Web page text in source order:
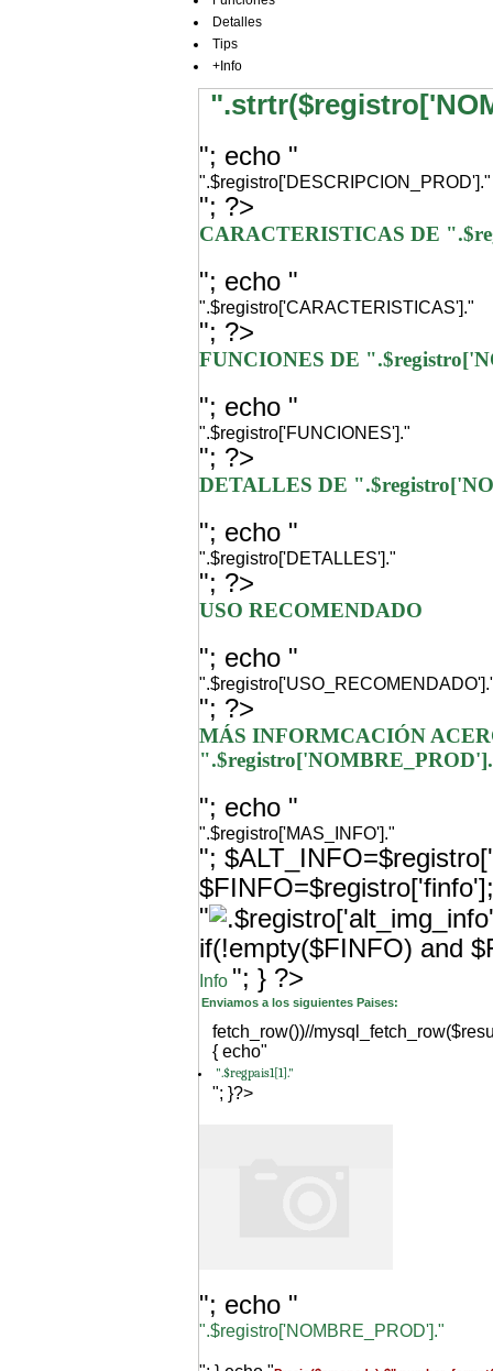
Detalles
Tips
+Info
"; echo "
".$registro['DESCRIPCION_PROD']."
"; ?>
CARACTERISTICAS DE
"; echo "
".$registro['CARACTERISTICAS']."
"; ?>
FUNCIONES DE
"; echo "
".$registro['FUNCIONES']."
"; ?>
DETALLES DE
"; echo "
".$registro['DETALLES']."
"; ?>
USO RECOMENDADO
"; echo "
"; ?>
MÁS INFORMCACIÓN
"; echo "
".$registro['MAS_INFO']."
";
"
if(!empty($FINFO) and
Info "; } ?>
Enviamos a los siguientes Paises:
fetch_row())//
{ echo"
".$regpais1[1]."
"; }?>
"; echo "
".$registro['NOMBRE_PROD']."